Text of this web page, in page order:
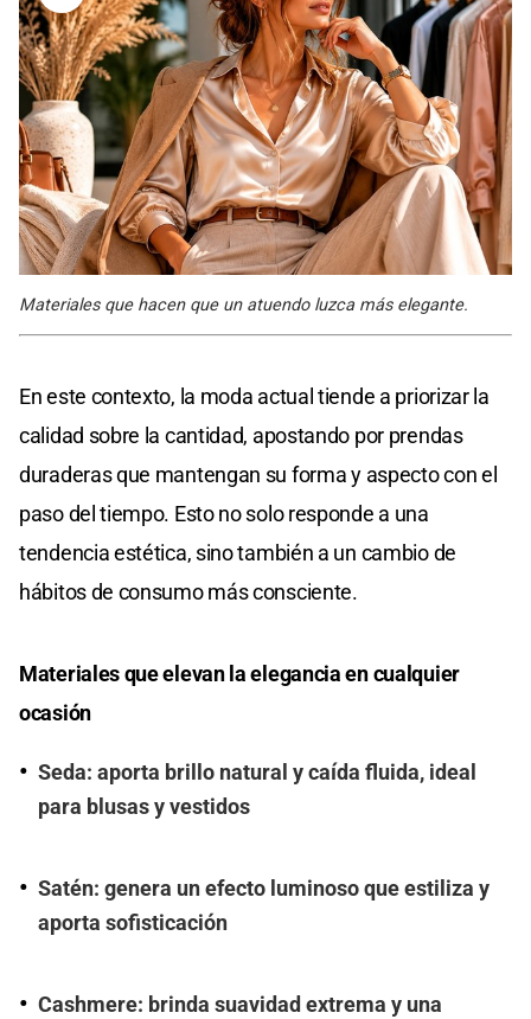
Materiales que hacen que un atuendo luzca más elegante.
En este contexto, la moda actual tiende a priorizar la
calidad sobre la cantidad, apostando por prendas
duraderas que mantengan su forma y aspecto con el
paso del tiempo. Esto no solo responde a una
tendencia estética, sino también a un cambio de
hábitos de consumo más consciente.
Materiales que elevan la elegancia en cualquier
ocasión
Seda: aporta brillo natural y caída fluida, ideal
para blusas y vestidos
Satén: genera un efecto luminoso que estiliza y
aporta sofisticación
Cashmere: brinda suavidad extrema y una